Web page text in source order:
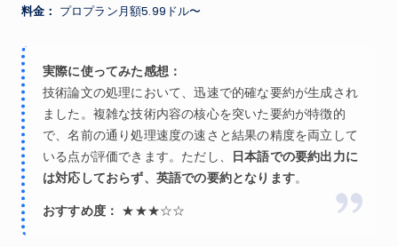
料金： プロプラン月額5.99ドル〜
実際に使ってみた感想：
技術論文の処理において、迅速で的確な要約が生成され
ました。複雑な技術内容の核心を突いた要約が特徴的
で、名前の通り処理速度の速さと結果の精度を両立して
いる点が評価できます。ただし、 日本語での要約出力に
は対応しておらず、英語での要約となります。
おすすめ度： ★★★☆☆